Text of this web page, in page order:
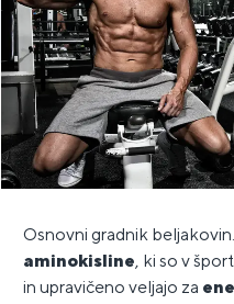
Osnovni gradnik
aminokisline, ki so v
in upravičeno veljajo za